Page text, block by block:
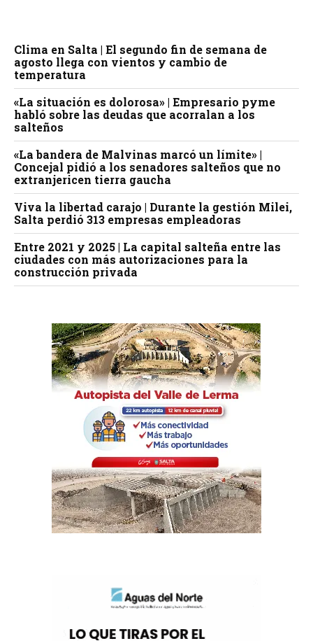
Clima en Salta | El segundo fin de semana de
agosto llega con vientos y cambio de
temperatura
«La situación es dolorosa» | Empresario pyme
habló sobre las deudas que acorralan a los
salteños
«La bandera de Malvinas marcó un límite» |
Concejal pidió a los senadores salteños que no
extranjericen tierra gaucha
Viva la libertad carajo | Durante la gestión Milei,
Salta perdió 313 empresas empleadoras
Entre 2021 y 2025 | La capital salteña entre las
ciudades con más autorizaciones para la
construcción privada